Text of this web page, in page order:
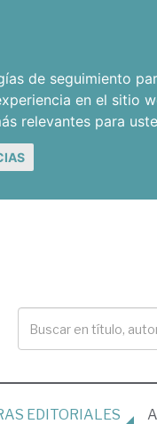
de seguimiento
en el sitio
relevantes para
EDITORIALES